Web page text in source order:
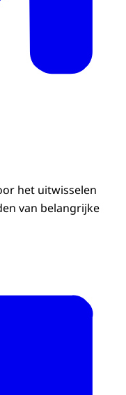
het uitwisselen
van belangrijke